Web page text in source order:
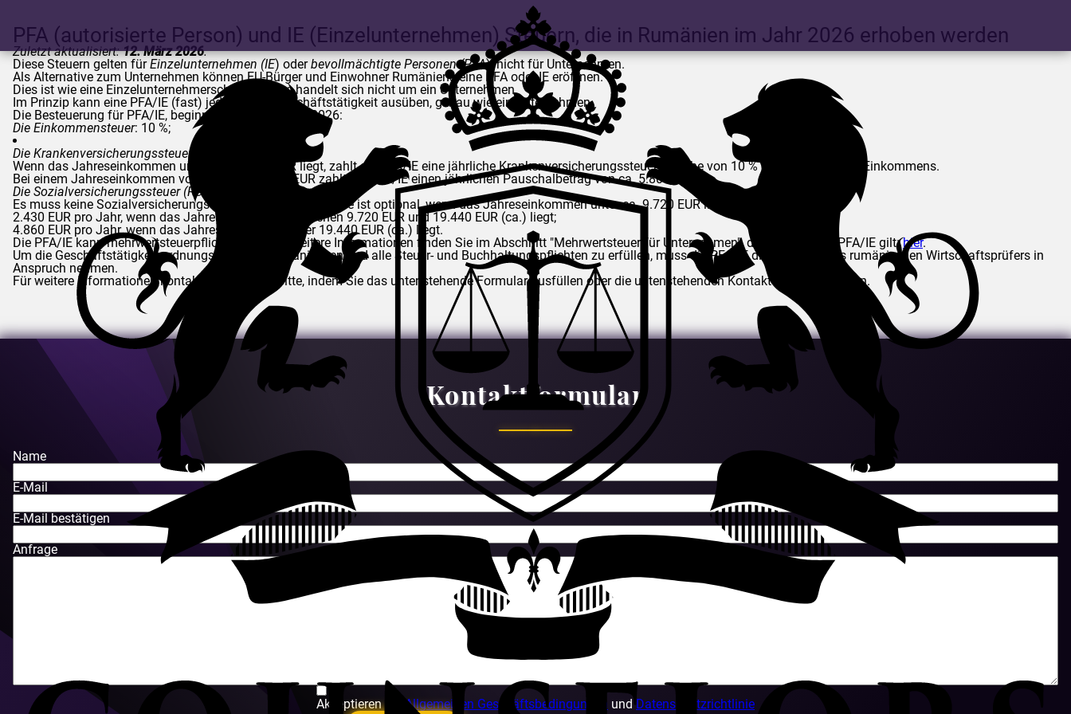
PFA (autorisierte Person) und IE (Einzelunternehmen) Steuern, die in Rumänien im Jahr 2026 erhoben werden
Zuletzt aktualisiert:12. März 2026.
Diese Steuern gelten fürEinzelunternehmen (IE) oderbevollmächtigte Personen (PFA), nicht für Unternehmen.
Als Alternative zum Unternehmen können EU-Bürger und Einwohner Rumäniens eine PFA oder IE eröffnen.
Dies ist wie eine Einzelunternehmerschaft, aber es handelt sich nicht um ein Unternehmen.
Im Prinzip kann eine PFA/IE (fast) jede Art von Geschäftstätigkeit ausüben, genau wie ein Unternehmen.
Die Besteuerung für PFA/IE, beginnend mit dem Jahr 2026:
Die Einkommensteuer: 10 %;
Die Krankenversicherungssteuer
Wenn das Jahreseinkommen unter ca. 58.000 EUR liegt, zahlt die PFA/IE eine jährliche Krankenversicherungssteuer in Höhe von 10 % des tatsächlichen Einkommens.
Bei einem Jahreseinkommen von über ca. 58.000 EUR zahlt die PFA/IE einen jährlichen Pauschalbetrag von ca. 5.800 EUR.
Die Sozialversicherungssteuer (Rentensteuer
Es muss keine Sozialversicherungssteuer gezahlt werden, sie ist optional, wenn das Jahreseinkommen unter ca. 9.720 EUR liegt;
2.430 EUR pro Jahr, wenn das Jahreseinkommen zwischen 9.720 EUR und 19.440 EUR (ca.) liegt;
4.860 EUR pro Jahr, wenn das Jahreseinkommen über 19.440 EUR (ca.) liegt.
Die PFA/IE kann mehrwertsteuerpflichtig werden. Weitere Informationen finden Sie im Abschnitt "Mehrwertsteuer für Unternehmen", der auch für die PFA/IE gilt:hier.
Um die Geschäftstätigkeit ordnungsgemäß zu organisieren und alle Steuer- und Buchhaltungspflichten zu erfüllen, muss die PFA/IE die Dienste eines rumänischen Wirtschaftsprüfers in
Anspruch nehmen.
Für weitere Informationen kontaktieren Sie uns bitte, indem Sie das untenstehende Formular ausfüllen oder die untenstehenden Kontaktdaten verwenden.
Kontaktformular
Name
E-Mail
E-Mail bestätigen
Anfrage
Akzeptieren die Allgemeinen Geschäftsbedingungen undDatenschutzrichtlinie